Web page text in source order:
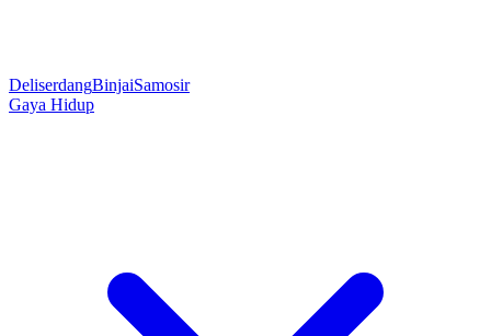
DeliserdangBinjaiSamosir
Gaya Hidup